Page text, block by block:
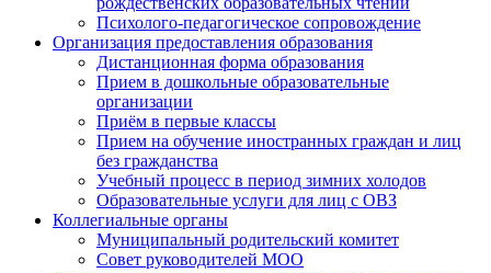
Психолого-педагогическое сопровождение
Организация предоставления образования
Дистанционная форма образования
Прием в дошкольные образовательные
организации
Приём в первые классы
Прием на обучение иностранных граждан и лиц
без гражданства
Учебный процесс в период зимних холодов
Образовательные услуги для лиц с ОВЗ
Коллегиальные органы
Муниципальный родительский комитет
Совет руководителей МОО